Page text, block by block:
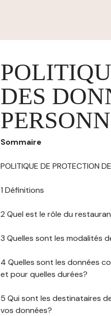
DES
Sommaire
POLITIQUE DE PROTECTION
1 Définitions
2 Quel est le rôle du
3 Quelles sont les modalités
4 Quelles sont les données
et pour quelles durées?
5 Qui sont les destinataires
vos données?